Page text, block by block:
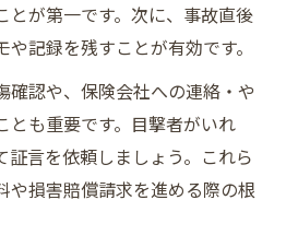
とが第一です。次に、事故直後
記録を残すことが有効です。
確認や、保険会社への連絡・や
とも重要です。目撃者がいれ
証言を依頼しましょう。これら
や損害賠償請求を進める際の根